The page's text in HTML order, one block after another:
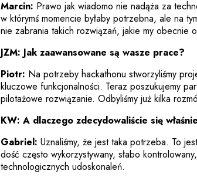
Marcin: Prawo jak wiadomo nie nadąża za
w którymś momencie byłaby potrzebna, ale na
nie zabrania takich rozwiązań, jakie my obecnie
JZM: Jak zaawansowane są wasze prace?
Piotr: Na potrzeby hackathonu stworzyliśmy
kluczowe funkcjonalności. Teraz poszukujemy
pilotażowe rozwiązanie. Odbyliśmy już kilka
KW: A dlaczego zdecydowaliście się
Gabriel: Uznaliśmy, że jest taka potrzeba. To
dość często wykorzystywany, słabo
technologicznych udoskonaleń.